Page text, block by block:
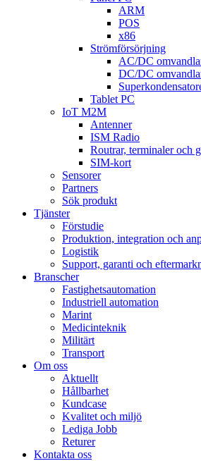
ARM
POS
x86
Strömförsörjning
AC/DC
DC/DC
Tablet PC
IoT M2M
Antenner
ISM Radio
Routrar, terminaler och
SIM-kort
Sensorer
Partners
Sök produkt
Tjänster
Förstudie
Produktion, integration och
Logistik
Support, garanti och
Branscher
Fastighetsautomation
Industriell automation
Marint
Medicinteknik
Militärt
Transport
Om oss
Aktuellt
Hållbarhet
Kundcase
Kvalitet och miljö
Lediga Jobb
Returer
Kontakta oss